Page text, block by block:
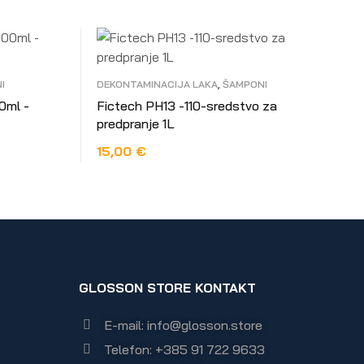
-
DEKONTAMINACIJA LAKA, ŠAMPONI
Fictech PH13 -110-sredstvo za
predpranje 1L
15,00 €
GLOSSON STORE KONTAKT
E-mail: info@glosson.store
Telefon: +385 91 722 9633